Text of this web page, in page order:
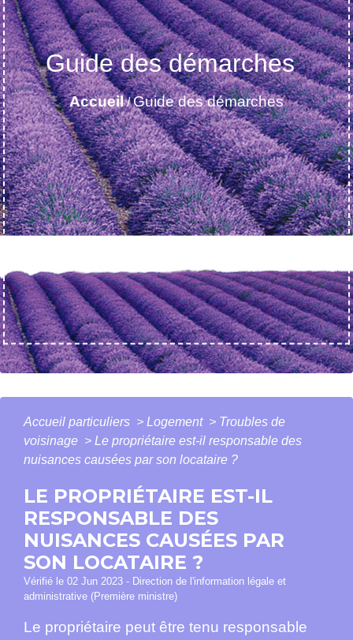
Guide des démarches
Accueil/Guide des démarches
Accueil particuliers > Logement > Troubles de
voisinage > Le propriétaire est-il responsable des
nuisances causées par son locataire ?
LE PROPRIÉTAIRE EST-IL
RESPONSABLE DES
NUISANCES CAUSÉES PAR
SON LOCATAIRE ?
Vérifié le 02 Jun 2023 - Direction de l'information légale et
administrative (Première ministre)
Le propriétaire peut être tenu responsable